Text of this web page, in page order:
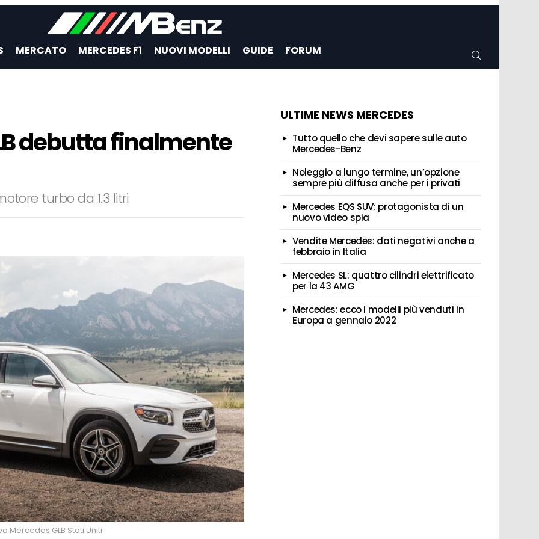
MERCATO MERCEDES F1 NUOVI MODELLI GUIDE FORUM
debutta finalmente
turbo da 1.3 litri
Mercedes GLB Stati Uniti
ULTIME NEWS MERCEDES
Tutto quello che devi sapere sulle auto
Mercedes-Benz
Noleggio a lungo termine, un’opzione
sempre più diffusa anche per i privati
Mercedes EQS SUV: protagonista di un
nuovo video spia
Vendite Mercedes: dati negativi anche a
febbraio in Italia
Mercedes SL: quattro cilindri elettrificato
per la 43 AMG
Mercedes: ecco i modelli più venduti in
Europa a gennaio 2022